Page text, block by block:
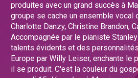
produites avec un grand succès à
groupe se cache un ensemble vocal
Charlotte Danzy, Christine Brandon,
Accompagnée par le pianiste
talents évidents et des
Europe par Willy Leiser, enchante
il se produit. C'est la couleur du